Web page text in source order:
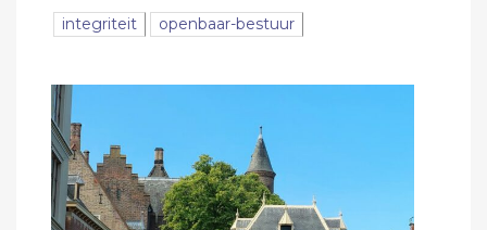
integriteit openbaar-bestuur